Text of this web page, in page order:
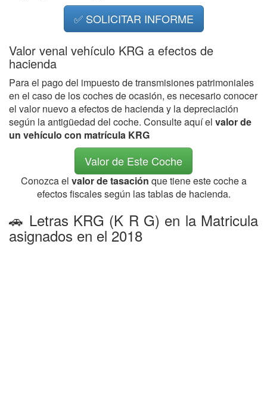
✅ SOLICITAR INFORME
Valor venal vehículo KRG a efectos de
hacienda
Para el pago del impuesto de transmisiones patrimoniales
en el caso de los coches de ocasión, es necesario conocer
el valor nuevo a efectos de hacienda y la depreciación
según la antigüedad del coche. Consulte aquí el valor de
un vehículo con matrícula KRG
Valor de Este Coche
Conozca el valor de tasación que tiene este coche a
efectos fiscales según las tablas de hacienda.
🚗 Letras KRG (K R G) en la Matricula
asignados en el 2018